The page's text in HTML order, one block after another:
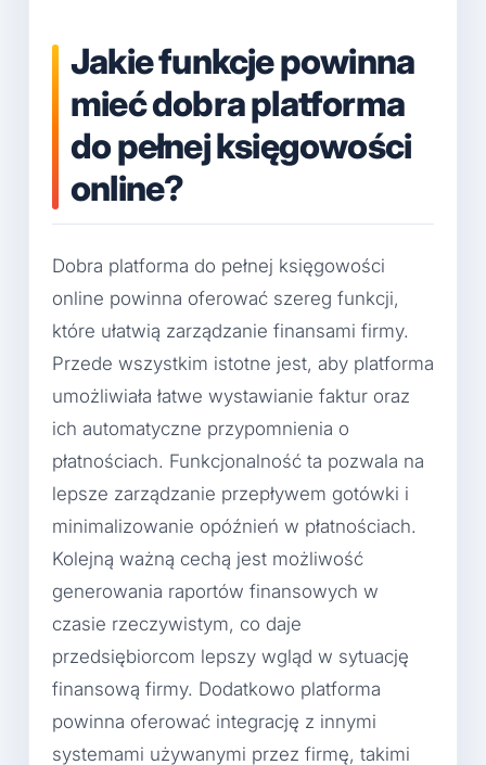
Jakie funkcje powinna
mieć dobra platforma
do pełnej księgowości
online?
Dobra platforma do pełnej księgowości
online powinna oferować szereg funkcji,
które ułatwią zarządzanie finansami firmy.
Przede wszystkim istotne jest, aby platforma
umożliwiała łatwe wystawianie faktur oraz
ich automatyczne przypomnienia o
płatnościach. Funkcjonalność ta pozwala na
lepsze zarządzanie przepływem gotówki i
minimalizowanie opóźnień w płatnościach.
Kolejną ważną cechą jest możliwość
generowania raportów finansowych w
czasie rzeczywistym, co daje
przedsiębiorcom lepszy wgląd w sytuację
finansową firmy. Dodatkowo platforma
powinna oferować integrację z innymi
systemami używanymi przez firmę, takimi